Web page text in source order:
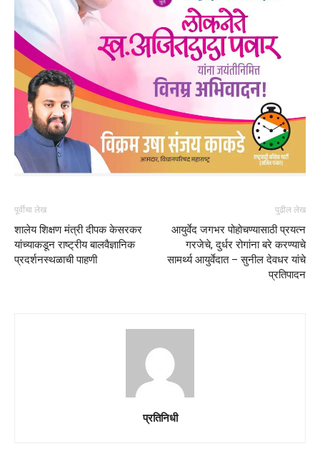
पूर्वीचा लेख
शालेय शिक्षण मंत्री दीपक केसरकर
यांच्याकडून राष्ट्रीय बालवैज्ञानिक
प्रदर्शनस्थळाची पाहणी
पुढील लेख
आयुर्वेद जगभर पोहोचण्यासाठी प्रयत्न
गरजेचे, दुर्धर रोगांना बरे करण्याचे
सामर्थ्य आयुर्वेदात – सुनील देवधर यांचे
प्रतिपादन
प्रतिनिधी